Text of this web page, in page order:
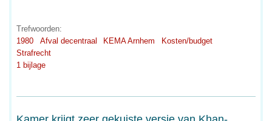
Trefwoorden:
1980
Afval decentraal KEMA Arnhem
Kosten/budget
Strafrecht
1 bijlage